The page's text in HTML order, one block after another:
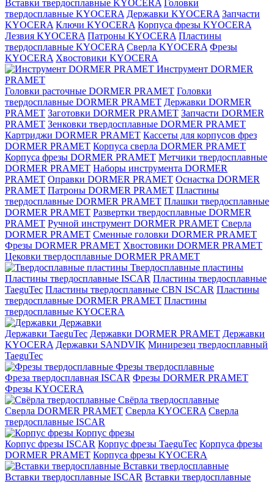
Вставки твердосплавные KYOCERA
Головки
твердосплавные KYOCERA Державки KYOCERA Запчасти
KYOCERA Ключи KYOCERA Корпуса фрезы KYOCERA
Лезвия KYOCERA Патроны KYOCERA Пластины
твердосплавные KYOCERA Сверла KYOCERA Фрезы
KYOCERA Хвостовики KYOCERA
Инструмент DORMER
PRAMET
Головки расточные DORMER PRAMET Головки
твердосплавные DORMER PRAMET Державки DORMER
PRAMET Заготовки DORMER PRAMET Запчасти DORMER
PRAMET Зенковки твердосплавные DORMER PRAMET
Картриджи DORMER PRAMET Кассеты для корпусов фрез
DORMER PRAMET Корпуса сверла DORMER PRAMET
Корпуса фрезы DORMER PRAMET Метчики твердосплавные
DORMER PRAMET Наборы инструмента DORMER
PRAMET Оправки DORMER PRAMET Оснастка DORMER
PRAMET Патроны DORMER PRAMET Пластины
твердосплавные DORMER PRAMET Плашки твердосплавные
DORMER PRAMET Развертки твердосплавные DORMER
PRAMET Ручной инструмент DORMER PRAMET Сверла
DORMER PRAMET Сменные головки DORMER PRAMET
Фрезы DORMER PRAMET Хвостовики DORMER PRAMET
Цековки твердосплавные DORMER PRAMET
Твердосплавные пластины
Пластины твердосплавные ISCAR Пластины твердосплавные
TaeguTec Пластины твердосплавные CBN ISCAR Пластины
твердосплавные DORMER PRAMET Пластины
твердосплавные KYOCERA
Державки
Державки TaeguTec Державки DORMER PRAMET Державки
KYOCERA Державки SANDVIK Минирезец твердосплавный
TaeguTec
Фрезы твердосплавные
Фреза твердосплавная ISCAR Фрезы DORMER PRAMET
Фрезы KYOCERA
Свёрла твердосплавные
Сверла DORMER PRAMET Сверла KYOCERA Сверла
твердосплавные ISCAR
Корпус фрезы
Корпус фрезы ISCAR Корпус фрезы TaeguTec Корпуса фрезы
DORMER PRAMET Корпуса фрезы KYOCERA
Вставки твердосплавные
Вставки твердосплавные ISCAR Вставки твердосплавные